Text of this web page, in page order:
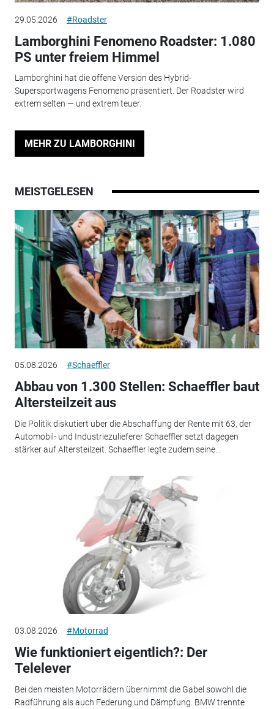
29.05.2026 #Roadster
Lamborghini Fenomeno Roadster: 1.080
PS unter freiem Himmel
Lamborghini hat die offene Version des Hybrid-
Supersportwagens Fenomeno präsentiert. Der Roadster wird
extrem selten — und extrem teuer.
MEHR ZU LAMBORGHINI
MEISTGELESEN
05.08.2026 #Schaeffler
Abbau von 1.300 Stellen: Schaeffler baut
Altersteilzeit aus
Die Politik diskutiert über die Abschaffung der Rente mit 63, der
Automobil- und Industriezulieferer Schaeffler setzt dagegen
stärker auf Altersteilzeit. Schaeffler legte zudem seine...
03.08.2026 #Motorrad
Wie funktioniert eigentlich?: Der
Telelever
Bei den meisten Motorrädern übernimmt die Gabel sowohl die
Radführung als auch Federung und Dämpfung. BMW trennte